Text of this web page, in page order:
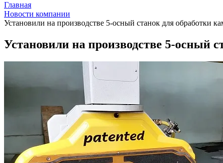
Главная
Новости компании
Установили на производстве 5-осный станок для обработки
Установили на производстве 5-осный